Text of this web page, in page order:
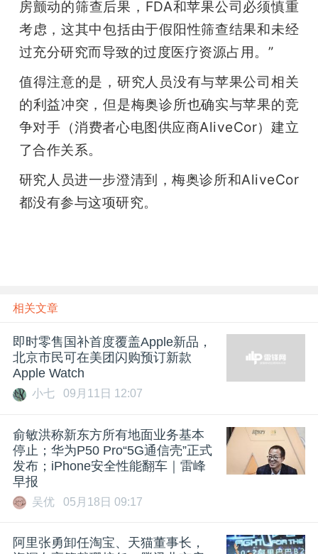
房颤动的筛查后果，FDA和苹果公司必须慎重
考虑，这其中包括由于假阳性筛查结果和未经
过充分研究而导致的过度医疗资源占用。”
值得注意的是，研究人员没有与苹果公司相关
的利益冲突，但是梅奥诊所也确实与苹果的竞
争对手（消费者心电图供应商AliveCor）建立
了合作关系。
研究人员进一步澄清到，梅奥诊所和AliveCor
都没有参与这项研究。
相关文章
即时零售国补首度覆盖Apple新品，
北京市民可在美团闪购预订新款
Apple Watch
小七 09月11日 12:07
​俞敏洪称新东方所有地面业务基本
停止；华为P50 Pro“5G通信壳”正式
发布；iPhone安全性能翻车｜雷峰
早报
吴优 05月18日 09:17
阿里张勇卸任淘宝、天猫董事长，